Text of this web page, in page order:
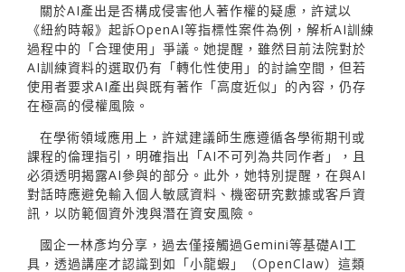
關於AI產出是否構成侵害他人著作權的疑慮，許斌以
《紐約時報》起訴OpenAI等指標性案件為例，解析AI訓練
過程中的「合理使用」爭議。她提醒，雖然目前法院對於
AI訓練資料的選取仍有「轉化性使用」的討論空間，但若
使用者要求AI產出與既有著作「高度近似」的內容，仍存
在極高的侵權風險。
在學術領域應用上，許斌建議師生應遵循各學術期刊或
課程的倫理指引，明確指出「AI不可列為共同作者」，且
必須透明揭露AI參與的部分。此外，她特別提醒，在與AI
對話時應避免輸入個人敏感資料、機密研究數據或客戶資
訊，以防範個資外洩與潛在資安風險。
國企一林彥均分享，過去僅接觸過Gemini等基礎AI工
具，透過講座才認識到如「小龍蝦」（OpenClaw）這類